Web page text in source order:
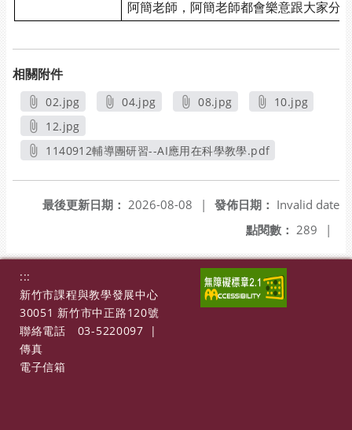
阿簡老師，阿簡老師都會樂意跟大家分
相關附件
02.jpg
另開新視窗
04.jpg
08.jpg
10.jpg
12.jpg
另開新視窗
1140912輔導團研習--AI應用在科學教學.pdf
發佈日期： Invalid date
最後更新日期： 2026-08-08
|
點閱數： 289 |
:::
新竹市課程與教學發展中心
30051 新竹市中正路120號
聯絡電話
03-5220097
|
傳真
電子信箱